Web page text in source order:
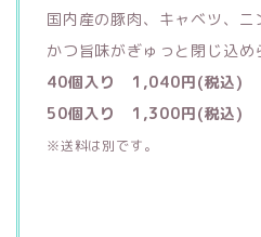
国内産の豚肉、キャベツ、
かつ旨味がぎゅっと閉じ込め
40個入り 1,040円(税込)
50個入り 1,300円(税込)
※送料は別です。